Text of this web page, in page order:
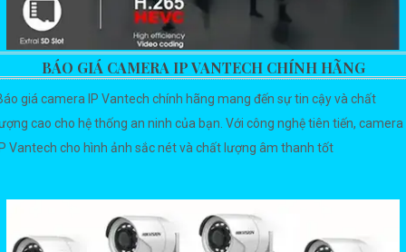
BÁO GIÁ CAMERA IP VANTECH CHÍNH HÃNG
giá camera IP Vantech chính hãng mang đến sự tin cậy và chất
cao cho hệ thống an ninh của bạn. Với công nghệ tiên tiến, camera
Vantech cho hình ảnh sắc nét và chất lượng âm thanh tốt